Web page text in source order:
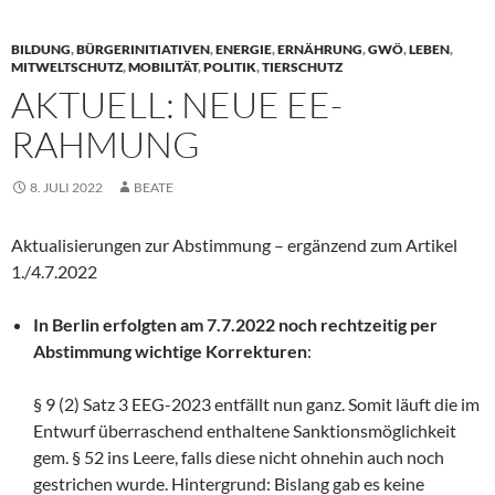
BILDUNG,BÜRGERINITIATIVEN,ENERGIE,ERNÄHRUNG,GWÖ,LEBEN,
MITWELTSCHUTZ,MOBILITÄT,POLITIK,TIERSCHUTZ
AKTUELL: NEUE EE-
RAHMUNG
8. JULI 2022 BEATE
Aktualisierungen zur Abstimmung – ergänzend zum Artikel
1./4.7.2022
In Berlin erfolgten am 7.7.2022 noch rechtzeitig per
Abstimmung wichtige Korrekturen:
§ 9 (2) Satz 3 EEG-2023 entfällt nun ganz. Somit läuft die im
Entwurf überraschend enthaltene Sanktionsmöglichkeit
gem. § 52 ins Leere, falls diese nicht ohnehin auch noch
gestrichen wurde. Hintergrund: Bislang gab es keine